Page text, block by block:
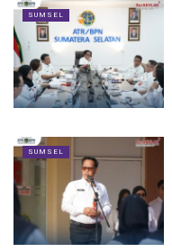
SUMSEL
SUMSEL